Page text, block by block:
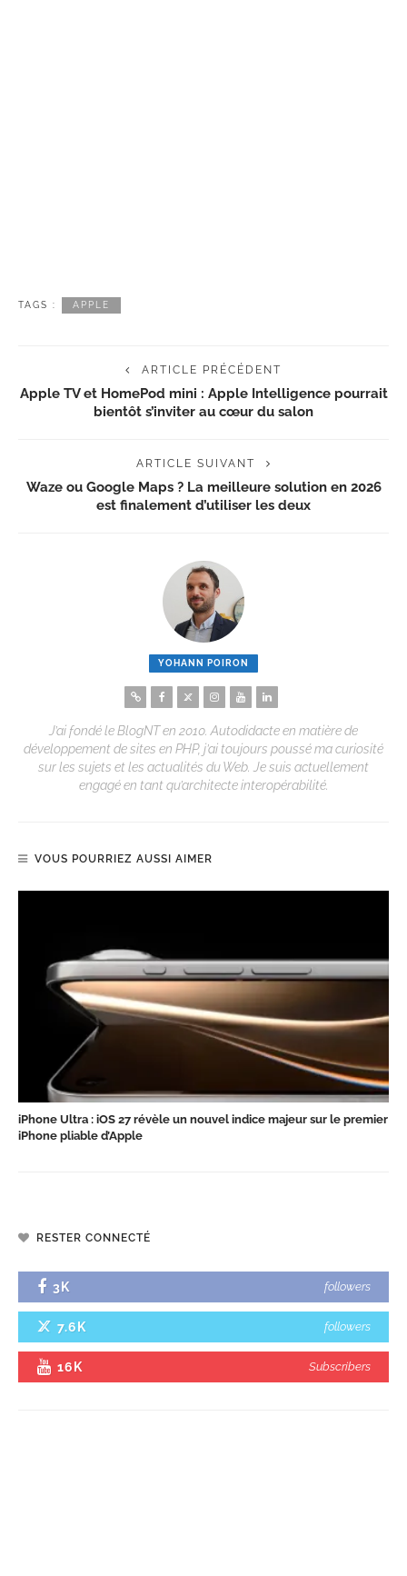
TAGS : APPLE
ARTICLE PRÉCÉDENT
Apple TV et HomePod mini : Apple Intelligence pourrait
bientôt s’inviter au cœur du salon
ARTICLE SUIVANT
Waze ou Google Maps ? La meilleure solution en 2026
est finalement d’utiliser les deux
YOHANN POIRON
J’ai fondé le BlogNT en 2010. Autodidacte en matière de
développement de sites en PHP, j’ai toujours poussé ma curiosité
sur les sujets et les actualités du Web. Je suis actuellement
engagé en tant qu’architecte interopérabilité.
VOUS POURRIEZ AUSSI AIMER
iPhone Ultra : iOS 27 révèle un nouvel indice majeur sur le premier
iPhone pliable d’Apple
RESTER CONNECTÉ
3K followers
7.6K followers
16K Subscribers